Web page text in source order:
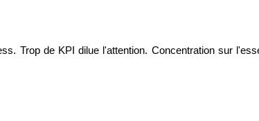
Trop de KPI dilue l'attention. Concentration sur